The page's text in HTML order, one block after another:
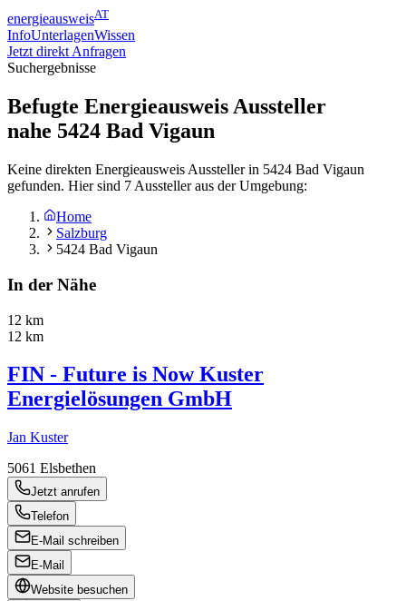
energieausweisAT
InfoUnterlagenWissen
Jetzt direkt Anfragen
Suchergebnisse
Befugte Energieausweis Aussteller
nahe 5424 Bad Vigaun
Keine direkten Energieausweis Aussteller in 5424 Bad Vigaun
gefunden. Hier sind 7 Aussteller aus der Umgebung:
Home
Salzburg
5424 Bad Vigaun
In der Nähe
12 km
12 km
FIN - Future is Now Kuster
Energielösungen GmbH
Jan Kuster
5061 Elsbethen
Jetzt anrufen
Telefon
E-Mail schreiben
E-Mail
Website besuchen